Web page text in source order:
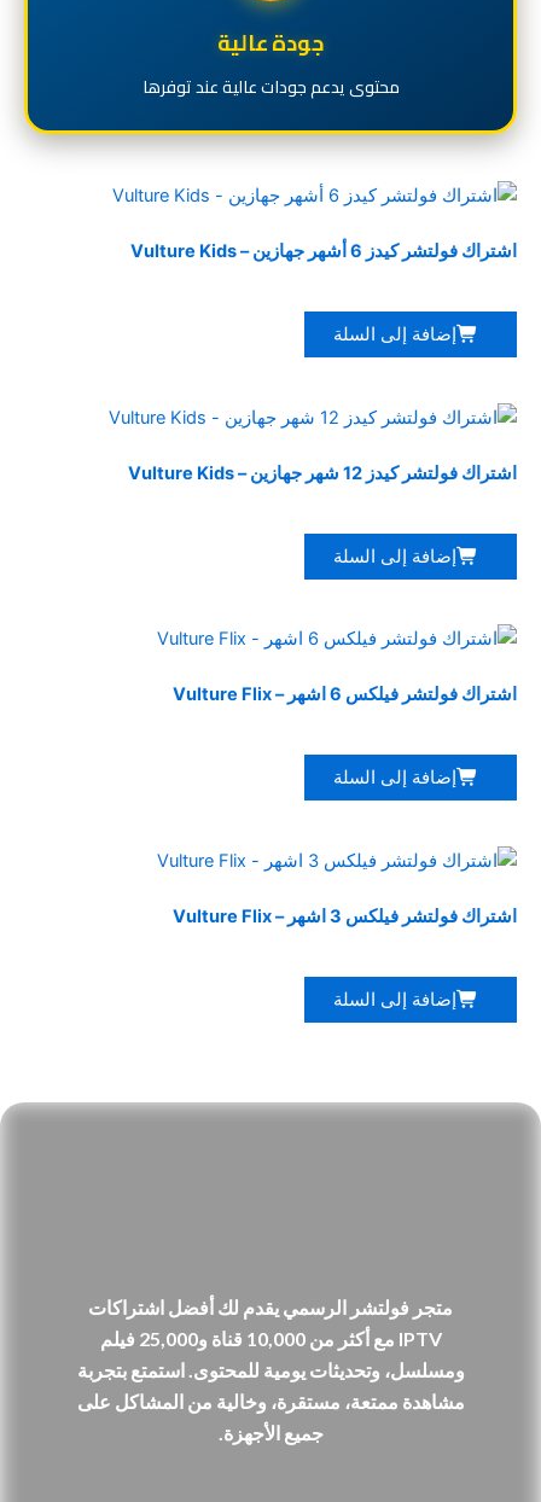
جودة عالية
محتوى يدعم جودات عالية عند توفرها
اشتراك فولتشر كيدز 6 أشهر جهازين – Vulture Kids
إضافة إلى السلة
اشتراك فولتشر كيدز 12 شهر جهازين – Vulture Kids
إضافة إلى السلة
اشتراك فولتشر فيلكس 6 اشهر – Vulture Flix
إضافة إلى السلة
اشتراك فولتشر فيلكس 3 اشهر – Vulture Flix
إضافة إلى السلة
متجر فولتشر الرسمي يقدم لك أفضل اشتراكات
IPTV مع أكثر من 10,000 قناة و25,000 فيلم
ومسلسل، وتحديثات يومية للمحتوى. استمتع بتجربة
مشاهدة ممتعة، مستقرة، وخالية من المشاكل على
جميع الأجهزة.